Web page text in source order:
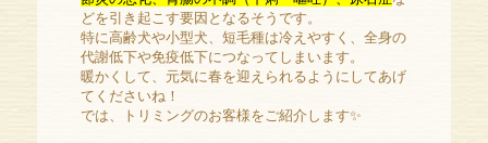
どを引き起こす要因となるそうです。
特に高齢犬や小型犬、短毛種は冷えやすく、全身の
代謝低下や免疫低下につなってしまいます。
暖かくして、元気に春を迎えられるようにしてあげ
てくださいね！
では、トリミングのお客様をご紹介します✨️